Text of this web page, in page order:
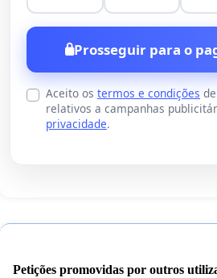
Prosseguir para o
Aceito os termos e condições
relativos a campanhas
privacidade.
Petições promovidas por outros